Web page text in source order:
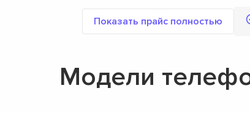
Показать прайс полностью
Модели